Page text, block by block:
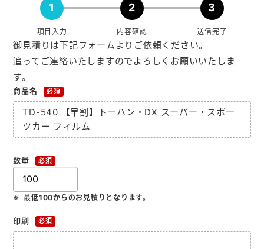
ご利用ガイド
入稿ガイド
スタッフ紹介
お役立ち情報
会社概要
1
項目入力
2
内容確認
3
送信完了
御見積りは下記フォームよりご依頼ください。
追ってご連絡いたしますのでよろしくお願いいたしま
す。
商品名 必須
TD-540 【早割】トーハン・DX スーパー・スポー
ツカー フィルム
数量 必須
最低100からのお見積りとなります。
印刷 必須